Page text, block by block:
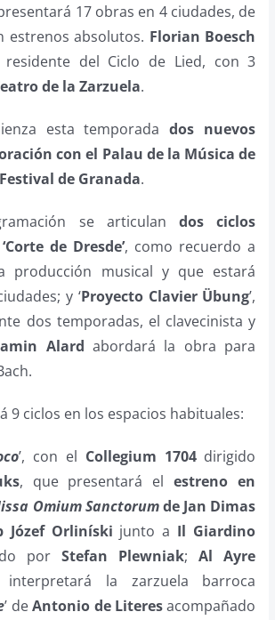
17 obras en 4 ciudades, de
estrenos absolutos. Florian Boesch
del Ciclo de Lied, con 3
de la Zarzuela.
esta temporadados nuevos
con el Palau de la Música de
de Granada.
se articulandos ciclos
de Dresde’, como recuerdo a
producción musical y que estará
y ‘Proyecto Clavier Übung’,
dos temporadas, el clavecinista y
Alard abordará la obra para
9 ciclos en los espacios habituales:
’, con el Collegium 1704dirigido
, que presentará elestreno en
Omium Sanctorumde Jan Dimas
Józef Orliníski junto a Il Giardino
por Stefan Plewniak;Al Ayre
la zarzuela barroca
’ deAntonio de Literesacompañado